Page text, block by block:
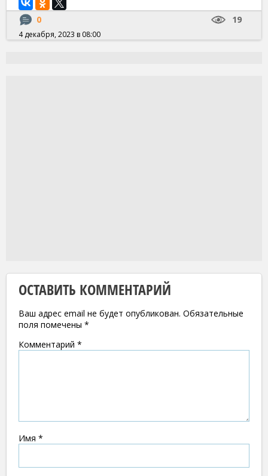
0 19
4 декабря, 2023 в 08:00
ОСТАВИТЬ КОММЕНТАРИЙ
Ваш адрес email не будет опубликован. Обязательные
поля помечены *
Комментарий *
Имя *